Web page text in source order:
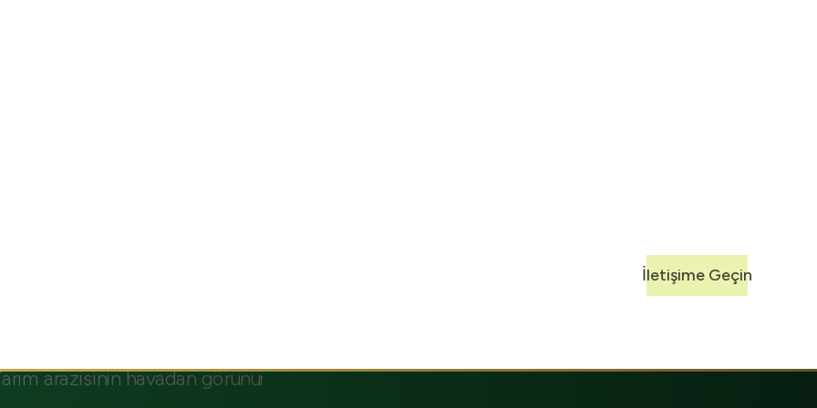
İletişime Geçin